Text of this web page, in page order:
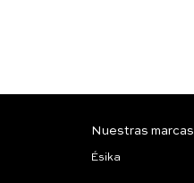
Nuestras marcas
Ésika